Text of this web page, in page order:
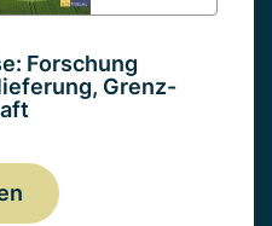
Forschung
Grenz-